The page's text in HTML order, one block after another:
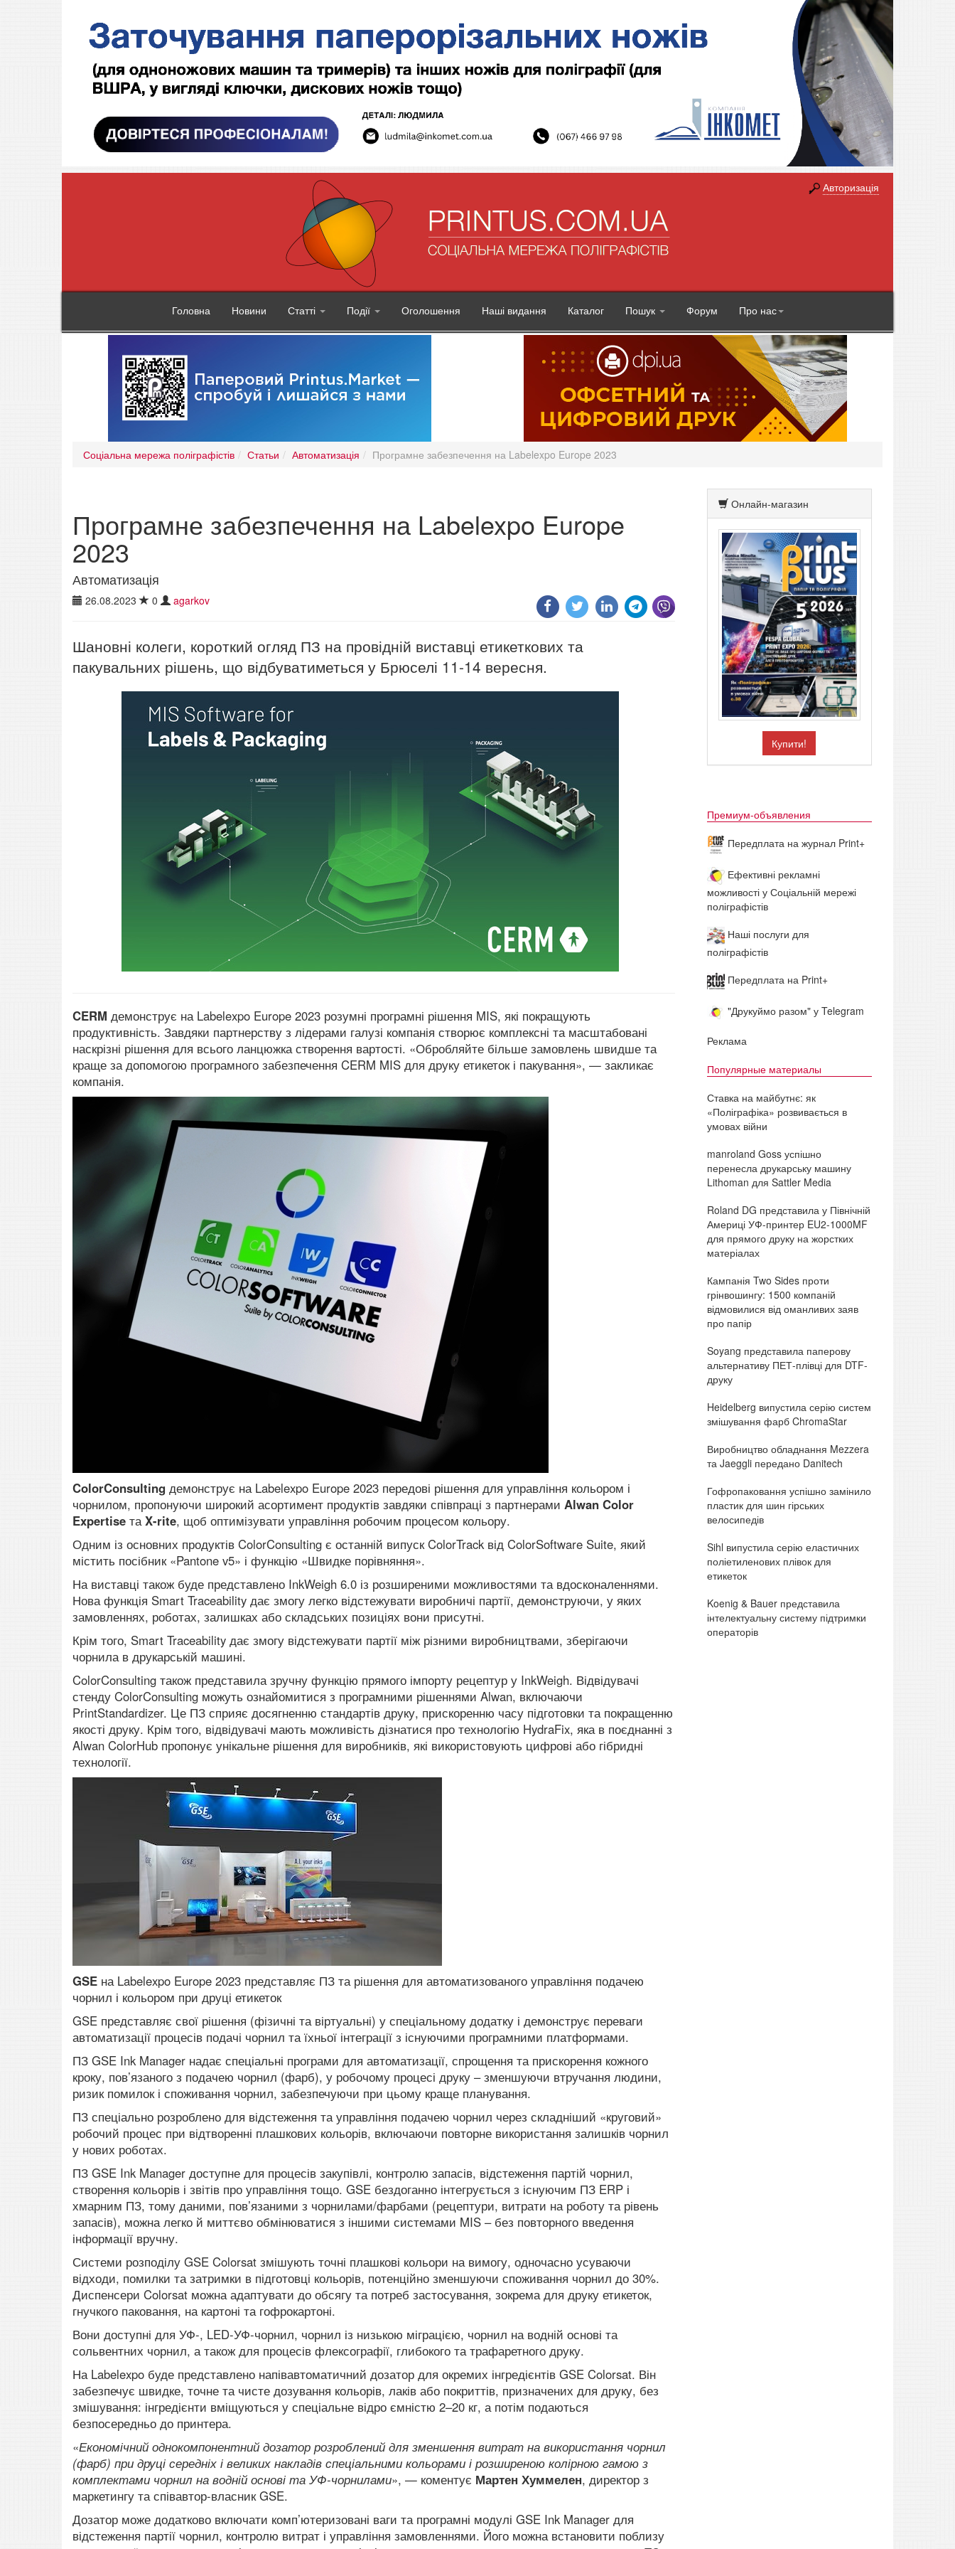
Авторизація
Головна Новини Статті Події Оголошення Наші видання Каталог Пошук Форум Про нас
Соціальна мережа поліграфістів Статьи Автоматизація Програмне забезпечення на Labelexpo Europe 2023
Програмне забезпечення на Labelexpo Europe
2023
Автоматизація
26.08.2023 0 agarkov
Шановні колеги, короткий огляд ПЗ на провідній виставці етикеткових та
пакувальних рішень, що відбуватиметься у Брюселі 11-14 вересня.
CERM демонструє на Labelexpo Europe 2023 розумні програмні рішення MIS, які покращують
продуктивність. Завдяки партнерству з лідерами галузі компанія створює комплексні та масштабовані
наскрізні рішення для всього ланцюжка створення вартості. «Обробляйте більше замовлень швидше та
краще за допомогою програмного забезпечення CERM MIS для друку етикеток і пакування», — закликає
компанія.
ColorConsulting демонструє на Labelexpo Europe 2023 передові рішення для управління кольором і
чорнилом, пропонуючи широкий асортимент продуктів завдяки співпраці з партнерами Alwan Color
Expertise таX-rite, щоб оптимізувати управління робочим процесом кольору.
Одним із основних продуктів ColorConsulting є останній випуск ColorTrack від ColorSoftware Suite, який
містить посібник «Pantone v5» і функцію «Швидке порівняння».
На виставці також буде представлено InkWeigh 6.0 із розширеними можливостями та вдосконаленнями.
Нова функція Smart Traceability дає змогу легко відстежувати виробничі партії, демонструючи, у яких
замовленнях, роботах, залишках або складських позиціях вони присутні.
Крім того, Smart Traceability дає змогу відстежувати партії між різними виробництвами, зберігаючи
чорнила в друкарській машині.
ColorConsulting також представила зручну функцію прямого імпорту рецептур у InkWeigh. Відвідувачі
стенду ColorConsulting можуть ознайомитися з програмними рішеннями Alwan, включаючи
PrintStandardizer. Це ПЗ сприяє досягненню стандартів друку, прискоренню часу підготовки та покращенню
якості друку. Крім того, відвідувачі мають можливість дізнатися про технологію HydraFix, яка в поєднанні з
Alwan ColorHub пропонує унікальне рішення для виробників, які використовують цифрові або гібридні
технології.
GSE на Labelexpo Europe 2023 представляє ПЗ та рішення для автоматизованого управління подачею
чорнил і кольором при друці етикеток
GSE представляє свої рішення (фізичні та віртуальні) у спеціальному додатку і демонструє переваги
автоматизації процесів подачі чорнил та їхньої інтеграції з існуючими програмними платформами.
ПЗ GSE Ink Manager надає спеціальні програми для автоматизації, спрощення та прискорення кожного
кроку, пов’язаного з подачею чорнил (фарб), у робочому процесі друку – зменшуючи втручання людини,
ризик помилок і споживання чорнил, забезпечуючи при цьому краще планування.
ПЗ спеціально розроблено для відстеження та управління подачею чорнил через складніший «круговий»
робочий процес при відтворенні плашкових кольорів, включаючи повторне використання залишків чорнил
у нових роботах.
ПЗ GSE Ink Manager доступне для процесів закупівлі, контролю запасів, відстеження партій чорнил,
створення кольорів і звітів про управління тощо. GSE бездоганно інтегрується з існуючим ПЗ ERP і
хмарним ПЗ, тому даними, пов’язаними з чорнилами/фарбами (рецептури, витрати на роботу та рівень
запасів), можна легко й миттєво обмінюватися з іншими системами MIS – без повторного введення
інформації вручну.
Системи розподілу GSE Colorsat змішують точні плашкові кольори на вимогу, одночасно усуваючи
відходи, помилки та затримки в підготовці кольорів, потенційно зменшуючи споживання чорнил до 30%.
Диспенсери Colorsat можна адаптувати до обсягу та потреб застосування, зокрема для друку етикеток,
гнучкого паковання, на картоні та гофрокартоні.
Вони доступні для УФ-, LED-УФ-чорнил, чорнил із низькою міграцією, чорнил на водній основі та
сольвентних чорнил, а також для процесів флексографії, глибокого та трафаретного друку.
На Labelexpo буде представлено напівавтоматичний дозатор для окремих інгредієнтів GSE Colorsat. Він
забезпечує швидке, точне та чисте дозування кольорів, лаків або покриттів, призначених для друку, без
змішування: інгредієнти вміщуються у спеціальне відро ємністю 2–20 кг, а потім подаються
безпосередньо до принтера.
«Економічний однокомпонентний дозатор розроблений для зменшення витрат на використання чорнил
(фарб) при друці середніх і великих накладів спеціальними кольорами і розширеною колірною гамою з
комплектами чорнил на водній основі та УФ-чорнилами», — коментує Мартен Хуммелен, директор з
маркетингу та співавтор-власник GSE.
Дозатор може додатково включати комп’ютеризовані ваги та програмні модулі GSE Ink Manager для
відстеження партії чорнил, контролю витрат і управління замовленнями. Його можна встановити поблизу
Онлайн-магазин
Купити!
Премиум-объявления
Передплата на журнал Print+
Ефективні рекламні
можливості у Соціальній мережі
поліграфістів
Наші послуги для
поліграфістів
Передплата на Print+
"Друкуймо разом" у Telegram
Реклама
Популярные материалы
Ставка на майбутнє: як
«Поліграфіка» розвивається в
умовах війни
manroland Goss успішно
перенесла друкарську машину
Lithoman для Sattler Media
Roland DG представила у Північній
Америці УФ-принтер EU2-1000MF
для прямого друку на жорстких
матеріалах
Кампанія Two Sides проти
грінвошингу: 1500 компаній
відмовилися від оманливих заяв
про папір
Soyang представила паперову
альтернативу ПЕТ-плівці для DTF-
друку
Heidelberg випустила серію систем
змішування фарб ChromaStar
Виробництво обладнання Mezzera
та Jaeggli передано Danitech
Гофропаковання успішно замінило
пластик для шин гірських
велосипедів
Sihl випустила серію еластичних
поліетиленових плівок для
етикеток
Koenig & Bauer представила
інтелектуальну систему підтримки
операторів